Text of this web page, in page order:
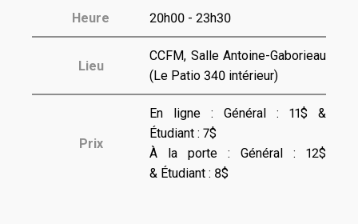
Heure 20h00 - 23h30
Lieu
CCFM, Salle Antoine-Gaborieau
(Le Patio 340 intérieur)
Prix
En ligne : Général : 11$ &
Étudiant : 7$
À la porte : Général : 12$
& Étudiant : 8$